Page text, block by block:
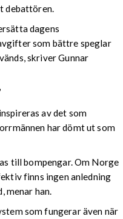
debattören.
dagens
som bättre speglar
skriver Gunnar
av det som
har dömt ut som
till bompengar. Om Norge
finns ingen anledning
menar han.
som fungerar även när